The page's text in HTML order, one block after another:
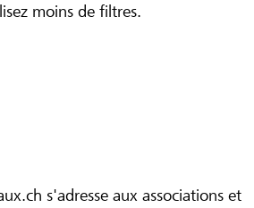
moins de filtres.
s'adresse aux associations et